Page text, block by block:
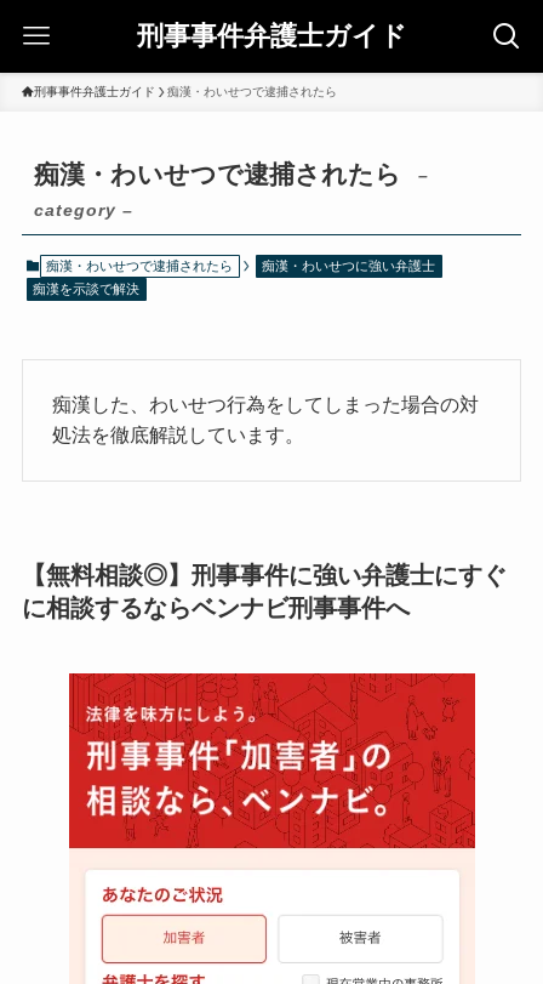
刑事事件弁護士ガイド
刑事事件弁護士ガイド 痴漢・わいせつで逮捕されたら
痴漢・わいせつで逮捕されたら
–
category –
痴漢・わいせつで逮捕されたら
痴漢・わいせつに強い弁護士
痴漢を示談で解決
痴漢した、わいせつ行為をしてしまった場合の対
処法を徹底解説しています。
【無料相談◎】刑事事件に強い弁護士にすぐ
に相談するならベンナビ刑事事件へ